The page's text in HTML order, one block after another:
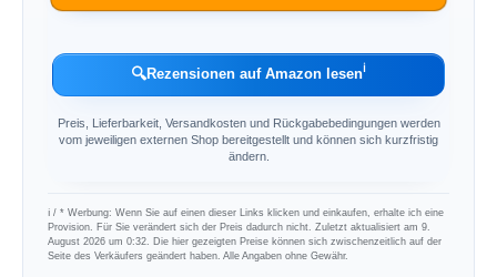
🔍Rezensionen auf Amazon lesenℹ︎
Preis, Lieferbarkeit, Versandkosten und Rückgabebedingungen werden
vom jeweiligen externen Shop bereitgestellt und können sich kurzfristig
ändern.
ℹ︎ / * Werbung: Wenn Sie auf einen dieser Links klicken und einkaufen, erhalte ich eine
Provision. Für Sie verändert sich der Preis dadurch nicht. Zuletzt aktualisiert am 9.
August 2026 um 0:32. Die hier gezeigten Preise können sich zwischenzeitlich auf der
Seite des Verkäufers geändert haben. Alle Angaben ohne Gewähr.